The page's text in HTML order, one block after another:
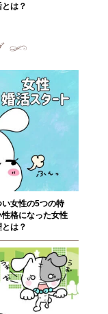
とは？
女性の5つの特
格になった女性
は？